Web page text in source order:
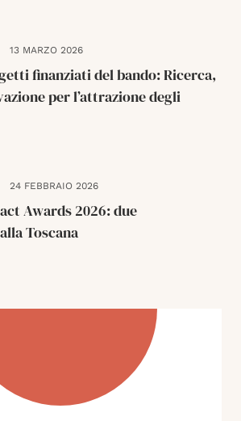
13 MARZO 2026
finanziati del bando: Ricerca,
per l’attrazione degli
24 FEBBRAIO 2026
Awards 2026: due
Toscana